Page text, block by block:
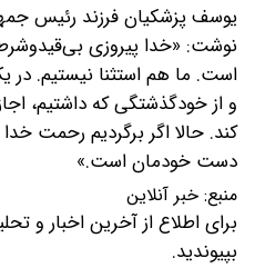
یوسف پزشکیان فرزند رئیس
نوشت: «خدا پیروزی
است. ما هم استثنا نیستیم.
و از خودگذشتگی که داشتیم،
کند. حالا اگر برگردیم رحمت
دست خودمان است.»
منبع: خبر آنلاین
برای اطلاع از آخرین اخبار و
بپیوندید.